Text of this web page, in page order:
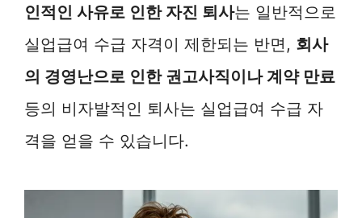
인적인 사유로 인한 자진 퇴사는 일반적으로
실업급여 수급 자격이 제한되는 반면, 회사
의 경영난으로 인한 권고사직이나 계약 만료
등의 비자발적인 퇴사는 실업급여 수급 자
격을 얻을 수 있습니다.